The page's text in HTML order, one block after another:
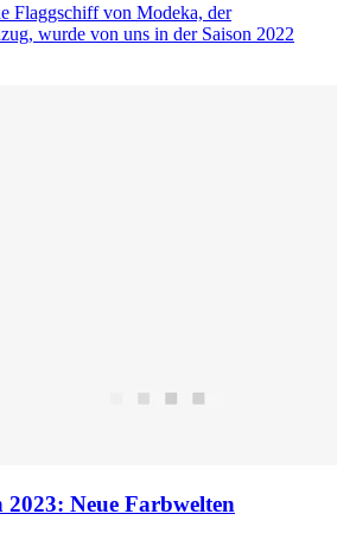
Flaggschiff von Modeka, der
wurde von uns in der Saison 2022
Neue Farbwelten